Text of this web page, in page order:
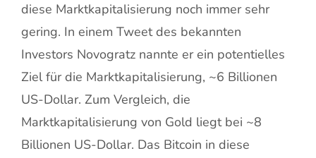
diese Marktkapitalisierung noch immer sehr
gering. In einem Tweet des bekannten
Investors Novogratz nannte er ein potentielles
Ziel für die Marktkapitalisierung, ~6 Billionen
US-Dollar. Zum Vergleich, die
Marktkapitalisierung von Gold liegt bei ~8
Billionen US-Dollar. Das Bitcoin in diese